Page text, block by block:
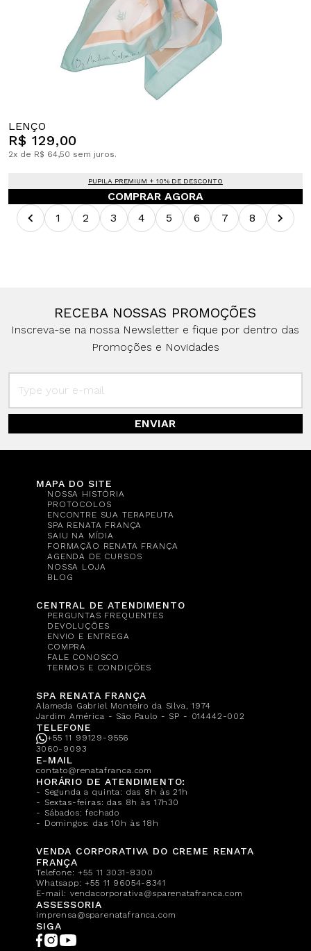
LENÇO
R$ 129,00
2x de R$ 64,50 sem juros.
PUPILA PREMIUM + 10% DE DESCONTO
COMPRAR AGORA
1
2 3 4 5 6 7 8
RECEBA NOSSAS PROMOÇÕES
Inscreva-se na nossa Newsletter e fique por dentro das
Promoções e Novidades
ENVIAR
MAPA DO SITE
NOSSA HISTÓRIA
PROTOCOLOS
ENCONTRE SUA TERAPEUTA
SPA RENATA FRANÇA
SAIU NA MÍDIA
FORMAÇÃO RENATA FRANÇA
AGENDA DE CURSOS
NOSSA LOJA
BLOG
CENTRAL DE ATENDIMENTO
PERGUNTAS FREQUENTES
DEVOLUÇÕES
ENVIO E ENTREGA
COMPRA
FALE CONOSCO
TERMOS E CONDIÇÕES
SPA RENATA FRANÇA
Alameda Gabriel Monteiro da Silva, 1974
Jardim América - São Paulo - SP - 014442-002
TELEFONE
+55 11 99129-9556
3060-9093
E-MAIL
contato@renatafranca.com
HORÁRIO DE ATENDIMENTO:
- Segunda a quinta: das 8h às 21h
- Sextas-feiras: das 8h às 17h30
- Sábados: fechado
- Domingos: das 10h às 18h
VENDA CORPORATIVA DO CREME RENATA
FRANÇA
Telefone:+55 11 3031-8300
Whatsapp:+55 11 96054-8341
E-mail: vendacorporativa@sparenatafranca.com
ASSESSORIA
imprensa@sparenatafranca.com
SIGA